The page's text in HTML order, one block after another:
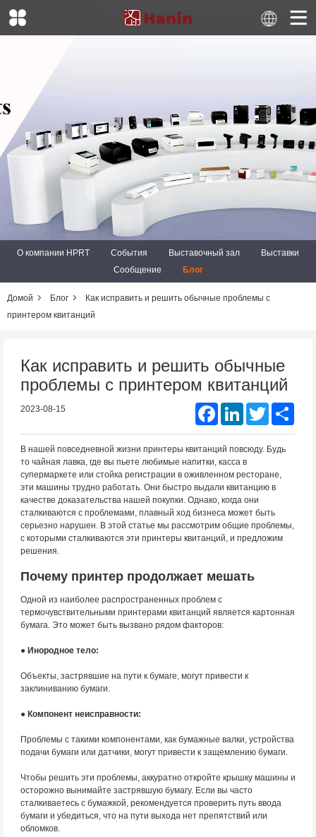
О компании HPRT События Выставочный зал
Выставки
Сообщение
Блог
Домой Блог
Как исправить и решить обычные проблемы с
принтером квитанций
Как исправить и решить обычные
проблемы с принтером квитанций
2023-08-15 FacebookLinkedIn Twitter
В нашей повседневной жизни принтеры квитанций повсюду. Будь
то чайная лавка, где вы пьете любимые напитки, касса в
супермаркете или стойка регистрации в оживленном ресторане,
эти машины трудно работать. Они быстро выдали квитанцию в
качестве доказательства нашей покупки. Однако, когда они
сталкиваются с проблемами, плавный ход бизнеса может быть
серьезно нарушен. В этой статье мы рассмотрим общие проблемы,
с которыми сталкиваются эти принтеры квитанций, и предложим
решения.
Почему принтер продолжает мешать
Одной из наиболее распространенных проблем с
термочувствительными принтерами квитанций является картонная
бумага. Это может быть вызвано рядом факторов:
● Инородное тело:
Объекты, застрявшие на пути к бумаге, могут привести к
заклиниванию бумаги.
● Компонент неисправности:
Проблемы с такими компонентами, как бумажные валки, устройства
подачи бумаги или датчики, могут привести к защемлению бумаги.
Чтобы решить эти проблемы, аккуратно откройте крышку машины и
осторожно вынимайте застрявшую бумагу. Если вы часто
сталкиваетесь с бумажкой, рекомендуется проверить путь ввода
бумаги и убедиться, что на пути выхода нет препятствий или
обломков.